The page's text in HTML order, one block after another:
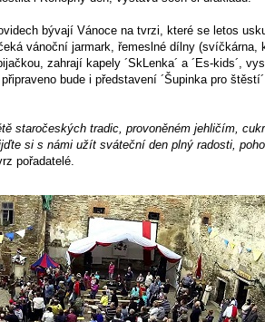
bývají Vánoce na tvrzi, které se letos
vánoční jarmark, řemeslné dílny (svíčkárna,
zahrají kapely ´SkLenka´ a ´Es-kids´,
připraveno bude i představení ´Šupinka pro
staročeských tradic, provoněném jehličím,
si s námi užít sváteční den plný radosti,
pořadatelé.